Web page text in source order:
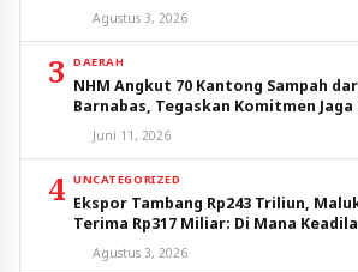
Agustus 3, 2026
3 DAERAH
NHM Angkut 70 Kantong Sampah
Barnabas, Tegaskan Komitmen
Juni 11, 2026
4 UNCATEGORIZED
Ekspor Tambang Rp243 Triliun,
Terima Rp317 Miliar: Di Mana
Agustus 3, 2026